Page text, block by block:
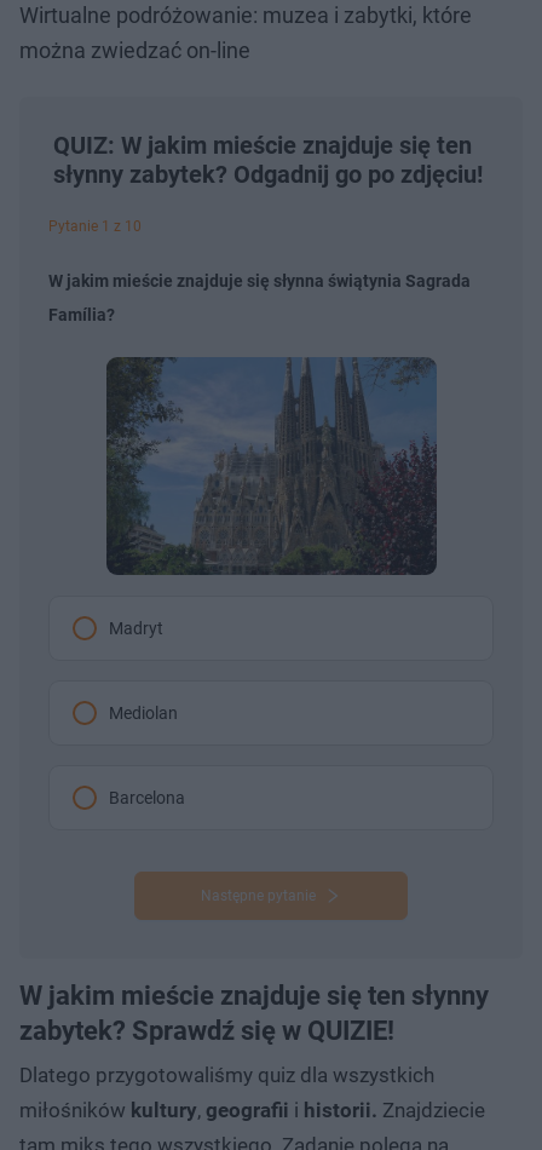
Wirtualne podróżowanie: muzea i zabytki, które
można zwiedzać on-line
QUIZ: W jakim mieście znajduje się ten
słynny zabytek? Odgadnij go po zdjęciu!
Pytanie 1 z 10
W jakim mieście znajduje się słynna świątynia Sagrada
Família?
Madryt
Mediolan
Barcelona
Następne pytanie
W jakim mieście znajduje się ten słynny
zabytek? Sprawdź się w QUIZIE!
Dlatego przygotowaliśmy quiz dla wszystkich
miłośników kultury, geografii i historii. Znajdziecie
tam miks tego wszystkiego. Zadanie polega na